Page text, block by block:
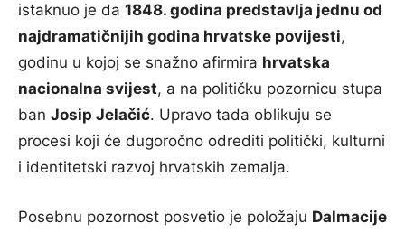
istaknuo je da 1848. godina predstavlja jednu od
najdramatičnijih godina hrvatske povijesti,
godinu u kojoj se snažno afirmira hrvatska
nacionalna svijest, a na političku pozornicu stupa
ban Josip Jelačić. Upravo tada oblikuju se
procesi koji će dugoročno odrediti politički, kulturni
i identitetski razvoj hrvatskih zemalja.
Posebnu pozornost posvetio je položaju Dalmacije